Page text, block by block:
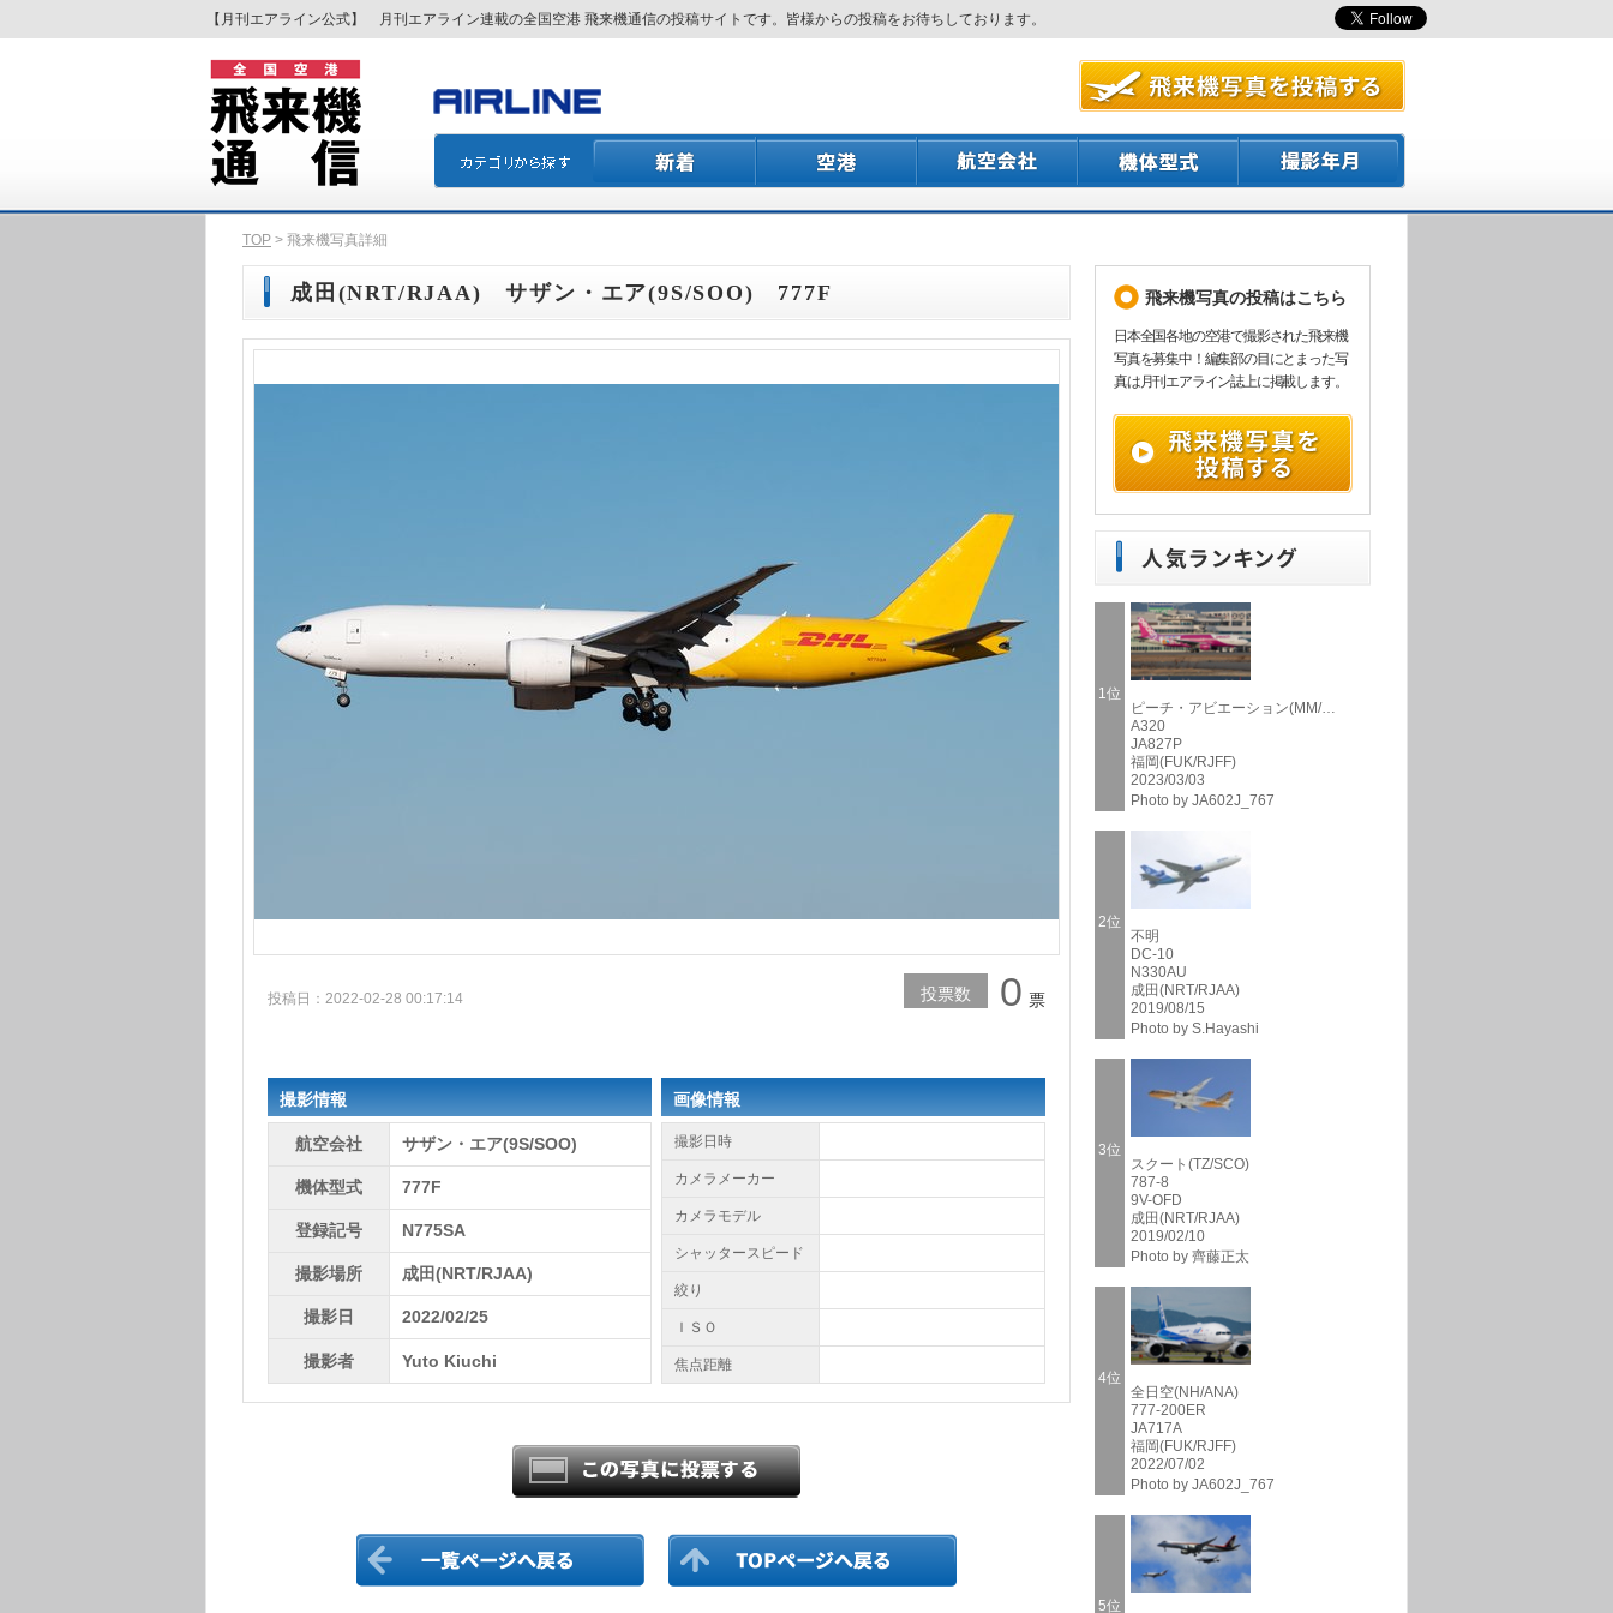
【月刊エアライン公式】 月刊エアライン連載の全国空港 飛来機通信の投稿サイトです。皆様からの投稿をお待ちしております。
TOP > 飛来機写真詳細
成田(NRT/RJAA) サザン・エア(9S/SOO) 777F
投稿日：2022-02-28 00:17:14 投票数 0 票
撮影情報
航空会社 サザン・エア(9S/SOO)
機体型式 777F
登録記号 N775SA
撮影場所 成田(NRT/RJAA)
撮影日 2022/02/25
撮影者 Yuto Kiuchi
画像情報
撮影日時
カメラメーカー
カメラモデル
シャッタースピード
絞り
ＩＳＯ
焦点距離
飛来機写真の投稿はこちら
日本全国各地の空港で撮影された飛来機
写真を募集中！編集部の目にとまった写
真は月刊エアライン誌上に掲載します。
1位
ピーチ・アビエーション(MM/…
A320
JA827P
福岡(FUK/RJFF)
2023/03/03
Photo by JA602J_767
2位
不明
DC-10
N330AU
成田(NRT/RJAA)
2019/08/15
Photo by S.Hayashi
3位
スクート(TZ/SCO)
787-8
9V-OFD
成田(NRT/RJAA)
2019/02/10
Photo by 齊藤正太
4位
全日空(NH/ANA)
777-200ER
JA717A
福岡(FUK/RJFF)
2022/07/02
Photo by JA602J_767
5位